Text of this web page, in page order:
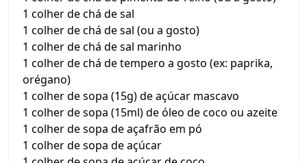
1 colher de chá de sal
1 colher de chá de sal (ou a gosto)
1 colher de chá de sal marinho
1 colher de chá de tempero a gosto (ex: paprika,
orégano)
1 colher de sopa (15g) de açúcar mascavo
1 colher de sopa (15ml) de óleo de coco ou azeite
1 colher de sopa de açafrão em pó
1 colher de sopa de açúcar